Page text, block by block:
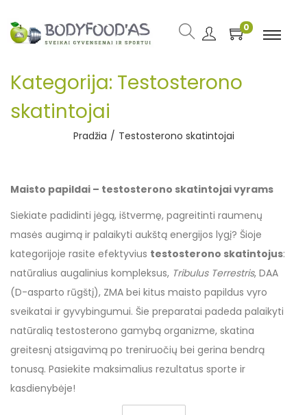
0
Kategorija: Testosterono
skatintojai
Pradžia / Testosterono skatintojai
Maisto papildai – testosterono skatintojai vyrams
Siekiate padidinti jėgą, ištvermę, pagreitinti raumenų
masės augimą ir palaikyti aukštą energijos lygį? Šioje
kategorijoje rasite efektyvius testosterono skatintojus:
natūralius augalinius kompleksus, Tribulus Terrestris, DAA
(D-asparto rūgštį), ZMA bei kitus maisto papildus vyro
sveikatai ir gyvybingumui. Šie preparatai padeda palaikyti
natūralią testosterono gamybą organizme, skatina
greitesnį atsigavimą po treniruočių bei gerina bendrą
tonusą. Pasiekite maksimalius rezultatus sporte ir
kasdienybėje!